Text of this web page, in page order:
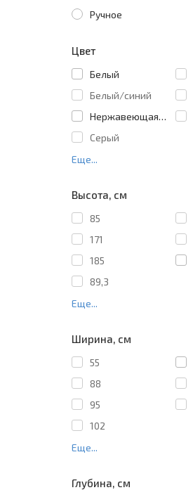
Ручное
Цвет
Белый
Белый/синий
Нержавеющая сталь
Серый
Еще...
Высота, см
85
171
185
89,3
Еще...
Ширина, см
55
88
95
102
Еще...
Глубина, см